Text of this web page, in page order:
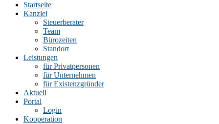
Stephan
Steuerberater
Essen
Startseite
Kanzlei
Steuerberater
Team
Bürozeiten
Standort
Leistungen
für Privatpersonen
für Unternehmen
für Existenzgründer
Aktuell
Portal
Login
Kooperation